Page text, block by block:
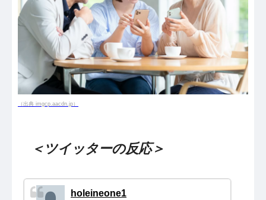
（出典 imgcp.aacdn.jp）
＜ツイッターの反応＞
holeineone1